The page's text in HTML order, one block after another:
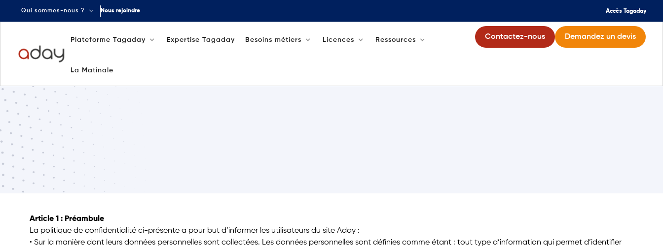
Qui sommes-nous ? Nous rejoindre Accès Tagaday
Plateforme Tagaday Expertise Tagaday Besoins métiers Licences Ressources
La Matinale
Contactez-nous Demandez un devis
Article 1 : Préambule
La politique de confidentialité ci-présente a pour but d’informer les utilisateurs du site Aday :
• Sur la manière dont leurs données personnelles sont collectées. Les données personnelles sont définies comme étant : tout type d’information qui permet d’identifier